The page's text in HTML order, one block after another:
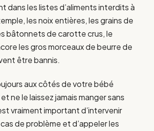
dans les listes d’aliments interdits à
les noix entières, les grains de
bâtonnets de carotte crus, le
les gros morceaux de beurre de
être bannis.
aux côtés de votre bébé
ne le laissez jamais manger sans
vraiment important d’intervenir
de problème et d’appeler les